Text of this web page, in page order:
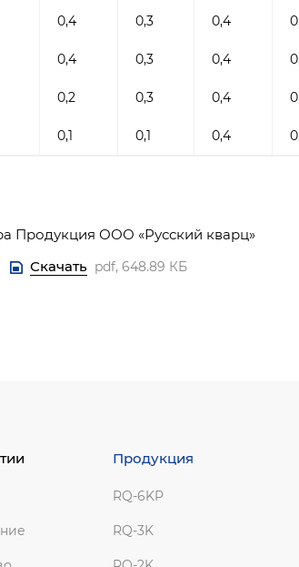
0,4 0,3 0,4
0,4 0,3 0,4
0,2 0,3 0,4
0,1 0,1 0,4
Продукция ООО «Русский кварц»
Скачать pdf, 648.89 КБ
Продукция
RQ-6KP
RQ-3K